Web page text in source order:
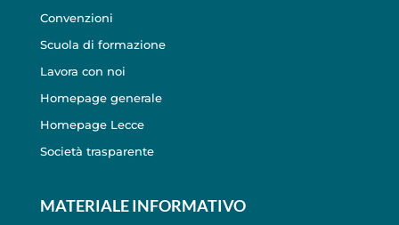
Convenzioni
Scuola di formazione
Lavora con noi
Homepage generale
Homepage Lecce
Società trasparente
MATERIALE INFORMATIVO